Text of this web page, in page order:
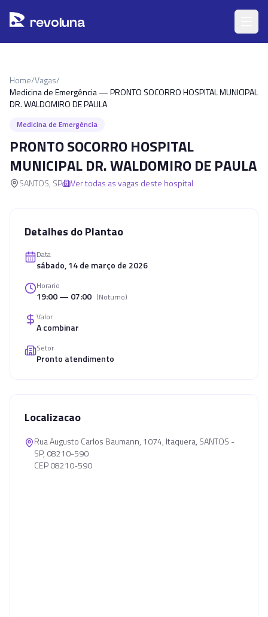
revoluna
Home/Vagas/
Medicina de Emergência — PRONTO SOCORRO HOSPITAL MUNICIPAL
DR. WALDOMIRO DE PAULA
Medicina de Emergência
PRONTO SOCORRO HOSPITAL
MUNICIPAL DR. WALDOMIRO DE PAULA
SANTOS, SP Ver todas as vagas deste hospital
Detalhes do Plantao
Data
sábado, 14 de março de 2026
Horario
19:00 — 07:00 (Noturno)
Valor
A combinar
Setor
Pronto atendimento
Localizacao
Rua Augusto Carlos Baumann, 1074, Itaquera, SANTOS -
SP, 08210-590
CEP 08210-590